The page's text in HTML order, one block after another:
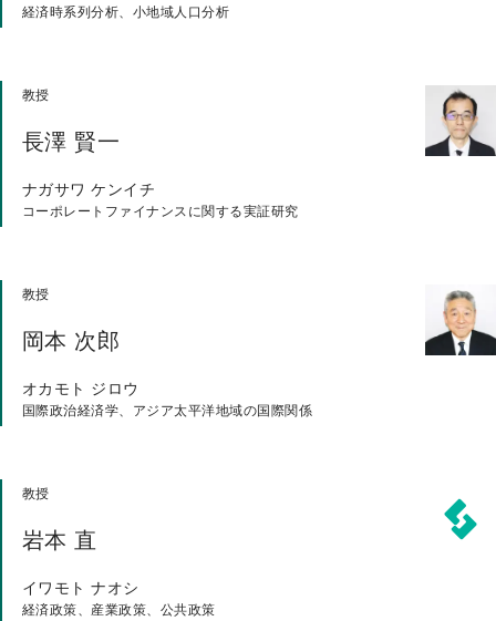
経済時系列分析、小地域人口分析
教授
長澤 賢一
ナガサワ ケンイチ
コーポレートファイナンスに関する実証研究
教授
岡本 次郎
オカモト ジロウ
国際政治経済学、アジア太平洋地域の国際関係
教授
岩本 直
イワモト ナオシ
経済政策、産業政策、公共政策